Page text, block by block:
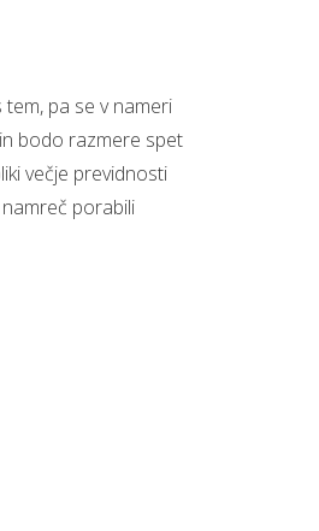
pa se v nameri
bodo razmere spet
večje previdnosti
porabili